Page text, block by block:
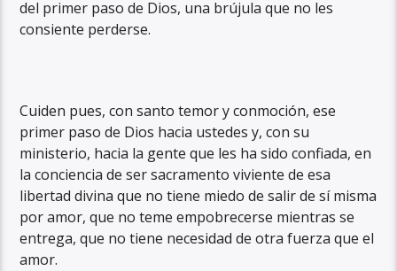
del primer paso de Dios, una brújula que no les
consiente perderse.
Cuiden pues, con santo temor y conmoción, ese
primer paso de Dios hacia ustedes y, con su
ministerio, hacia la gente que les ha sido confiada, en
la conciencia de ser sacramento viviente de esa
libertad divina que no tiene miedo de salir de sí misma
por amor, que no teme empobrecerse mientras se
entrega, que no tiene necesidad de otra fuerza que el
amor.